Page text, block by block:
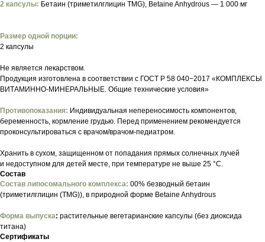
2 капсулы: Бетаин (триметилглицин TMG), Betaine Anhydrous — 1 000 мг
Размер одной порции:
2 капсулы
Не является лекарством.
Продукция изготовлена в соответствии с ГОСТ Р 58 040−2017 «КОМПЛЕКСЫ
ВИТАМИННО-МИНЕРАЛЬНЫЕ. Общие технические условия»
Противопоказания: Индивидуальная непереносимость компонентов,
беременность, кормление грудью. Перед применением рекомендуется
проконсультироваться с врачом/врачом-педиатром.
Хранить в сухом, защищенном от попадания прямых солнечных лучей
и недоступном для детей месте, при температуре не выше 25 °C.
Состав
Состав липосомального комплекса: 00% безводный бетаин
(триметилглицин (TMG)), в природной форме Betaine Anhydrous
Форма выпуска: растительные вегетарианские капсулы (без диоксида
титана)
Сертификаты